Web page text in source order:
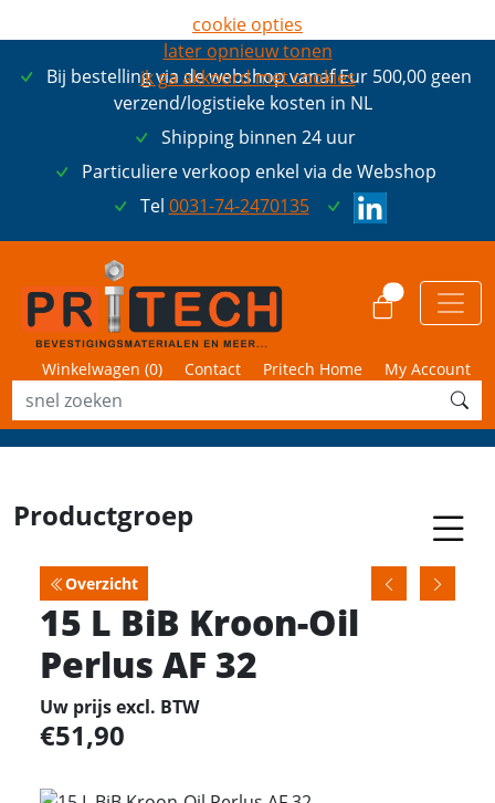
Bij bestelling via de webshop vanaf Eur 500,00 geen
verzend/logistieke kosten in NL
Shipping binnen 24 uur
Particuliere verkoop enkel via de Webshop
Tel 0031-74-2470135
Winkelwagen (0) Contact Pritech Home My Account
Productgroep
Overzicht
15 L BiB Kroon-Oil
Perlus AF 32
Uw prijs excl. BTW
51,90
cookie opties
later opnieuw tonen
ik ga akkoord met cookies